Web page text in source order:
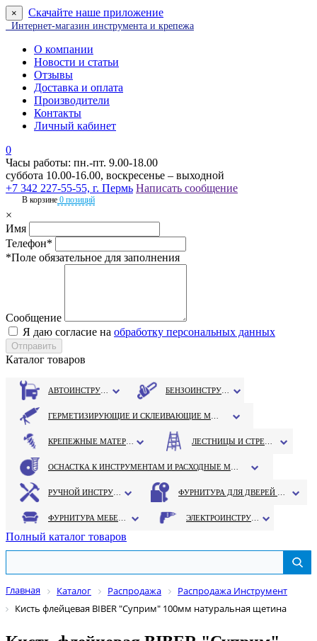
× Скачайте наше приложение
Интернет-магазин инструмента и крепежа
О компании
Новости и статьи
Отзывы
Доставка и оплата
Производители
Контакты
Личный кабинет
0
Часы работы: пн.-пт. 9.00-18.00
суббота 10.00-16.00, воскресенье – выходной
+7 342 227-55-55, г. Пермь Написать сообщение
В корзине 0 позиций
×
Имя
Телефон*
*Поле обязательное для заполнения
Сообщение
Я даю согласие на обработку персональных данных
Каталог товаров
Полный каталог товаров
Главная Каталог Распродажа
Распродажа Инструмент
Кисть флейцевая BIBER "Суприм" 100мм натуральная щетина